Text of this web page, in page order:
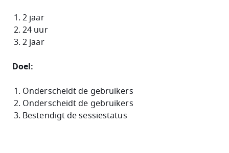
2 jaar
24 uur
2 jaar
Doel:
Onderscheidt de gebruikers
Onderscheidt de gebruikers
Bestendigt de sessiestatus